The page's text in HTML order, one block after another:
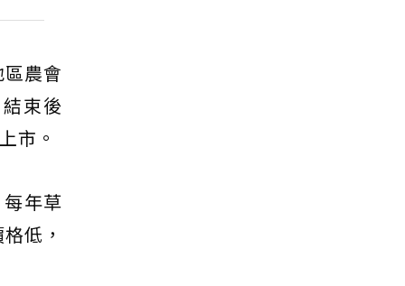
農會
束後
市。
年草
低，